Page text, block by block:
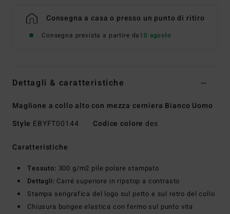
Consegna a casa o presso un punto di ritiro
Consegna prevista a partire da10 agosto
Dettagli & caratteristiche
Maglione a collo alto con mezza cerniera Bianco Uomo
Style EBYFT00144 Codice colore des
Caratteristiche
Tessuto: 300 g/m2 pile polare stampato
Dettagli: Carré superiore in ripstop a contrasto
Stampa serigrafica del logo sul petto e sul retro del collo
Chiusura bungee elastica con fermo sul punto vita